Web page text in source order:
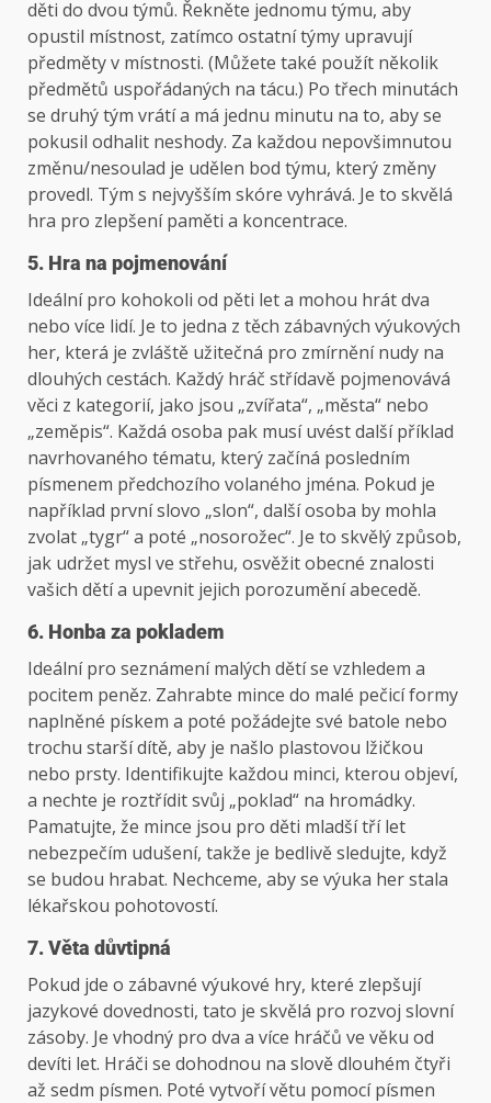
děti do dvou týmů. Řekněte jednomu týmu, aby
opustil místnost, zatímco ostatní týmy upravují
předměty v místnosti. (Můžete také použít několik
předmětů uspořádaných na tácu.) Po třech minutách
se druhý tým vrátí a má jednu minutu na to, aby se
pokusil odhalit neshody. Za každou nepovšimnutou
změnu/nesoulad je udělen bod týmu, který změny
provedl. Tým s nejvyšším skóre vyhrává. Je to skvělá
hra pro zlepšení paměti a koncentrace.
5. Hra na pojmenování
Ideální pro kohokoli od pěti let a mohou hrát dva
nebo více lidí. Je to jedna z těch zábavných výukových
her, která je zvláště užitečná pro zmírnění nudy na
dlouhých cestách. Každý hráč střídavě pojmenovává
věci z kategorií, jako jsou „zvířata“, „města“ nebo
„zeměpis“. Každá osoba pak musí uvést další příklad
navrhovaného tématu, který začíná posledním
písmenem předchozího volaného jména. Pokud je
například první slovo „slon“, další osoba by mohla
zvolat „tygr“ a poté „nosorožec“. Je to skvělý způsob,
jak udržet mysl ve střehu, osvěžit obecné znalosti
vašich dětí a upevnit jejich porozumění abecedě.
6. Honba za pokladem
Ideální pro seznámení malých dětí se vzhledem a
pocitem peněz. Zahrabte mince do malé pečicí formy
naplněné pískem a poté požádejte své batole nebo
trochu starší dítě, aby je našlo plastovou lžičkou
nebo prsty. Identifikujte každou minci, kterou objeví,
a nechte je roztřídit svůj „poklad“ na hromádky.
Pamatujte, že mince jsou pro děti mladší tří let
nebezpečím udušení, takže je bedlivě sledujte, když
se budou hrabat. Nechceme, aby se výuka her stala
lékařskou pohotovostí.
7. Věta důvtipná
Pokud jde o zábavné výukové hry, které zlepšují
jazykové dovednosti, tato je skvělá pro rozvoj slovní
zásoby. Je vhodný pro dva a více hráčů ve věku od
devíti let. Hráči se dohodnou na slově dlouhém čtyři
až sedm písmen. Poté vytvoří větu pomocí písmen